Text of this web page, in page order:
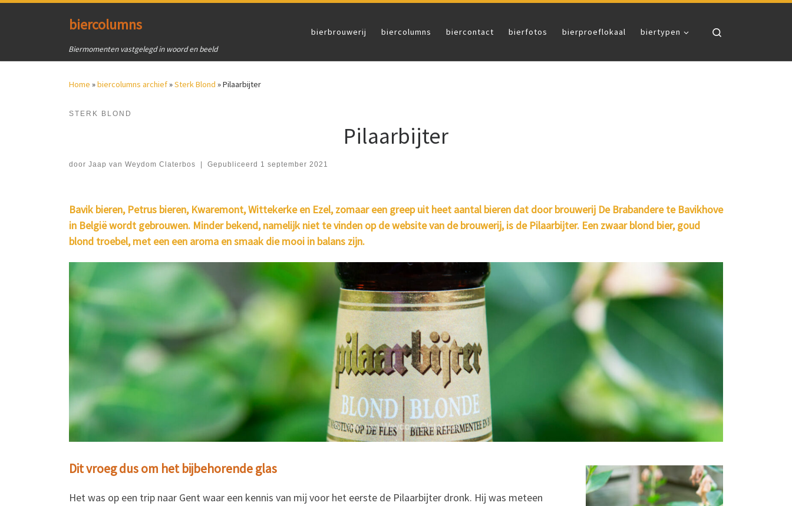
biercolumns
Biermomenten vastgelegd in woord en beeld
bierbrouwerij biercolumns biercontact bierfotos bierproeflokaal biertypen
Home »biercolumns archief»Sterk Blond »Pilaarbijter
STERK BLOND
Pilaarbijter
door Jaap van Weydom Claterbos Gepubliceerd 1 september 2021
Bavik bieren, Petrus bieren, Kwaremont, Wittekerke en Ezel, zomaar een greep uit heet aantal bieren dat door brouwerij De Brabandere te Bavikhove
in België wordt gebrouwen. Minder bekend, namelijk niet te vinden op de website van de brouwerij, is de Pilaarbijter. Een zwaar blond bier, goud
blond troebel, met een een aroma en smaak die mooi in balans zijn.
Dit vroeg dus om het bijbehorende glas
Het was op een trip naar Gent waar een kennis van mij voor het eerste de Pilaarbijter dronk. Hij was meteen